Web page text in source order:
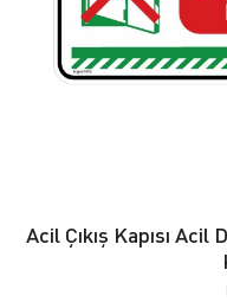
Acil Çıkış Kapısı Acil